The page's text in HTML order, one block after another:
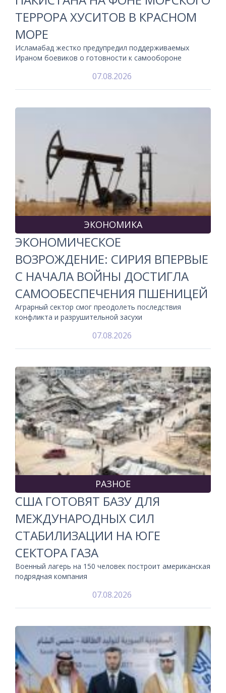
ТЕРРОРА ХУСИТОВ В КРАСНОМ
МОРЕ
Исламабад жестко предупредил поддерживаемых
Ираном боевиков о готовности к самообороне
07.08.2026
ЭКОНОМИКА
ЭКОНОМИЧЕСКОЕ
ВОЗРОЖДЕНИЕ: СИРИЯ ВПЕРВЫЕ
С НАЧАЛА ВОЙНЫ ДОСТИГЛА
САМООБЕСПЕЧЕНИЯ ПШЕНИЦЕЙ
Аграрный сектор смог преодолеть последствия
конфликта и разрушительной засухи
07.08.2026
РАЗНОЕ
США ГОТОВЯТ БАЗУ ДЛЯ
МЕЖДУНАРОДНЫХ СИЛ
СТАБИЛИЗАЦИИ НА ЮГЕ
СЕКТОРА ГАЗА
Военный лагерь на 150 человек построит американская
подрядная компания
07.08.2026